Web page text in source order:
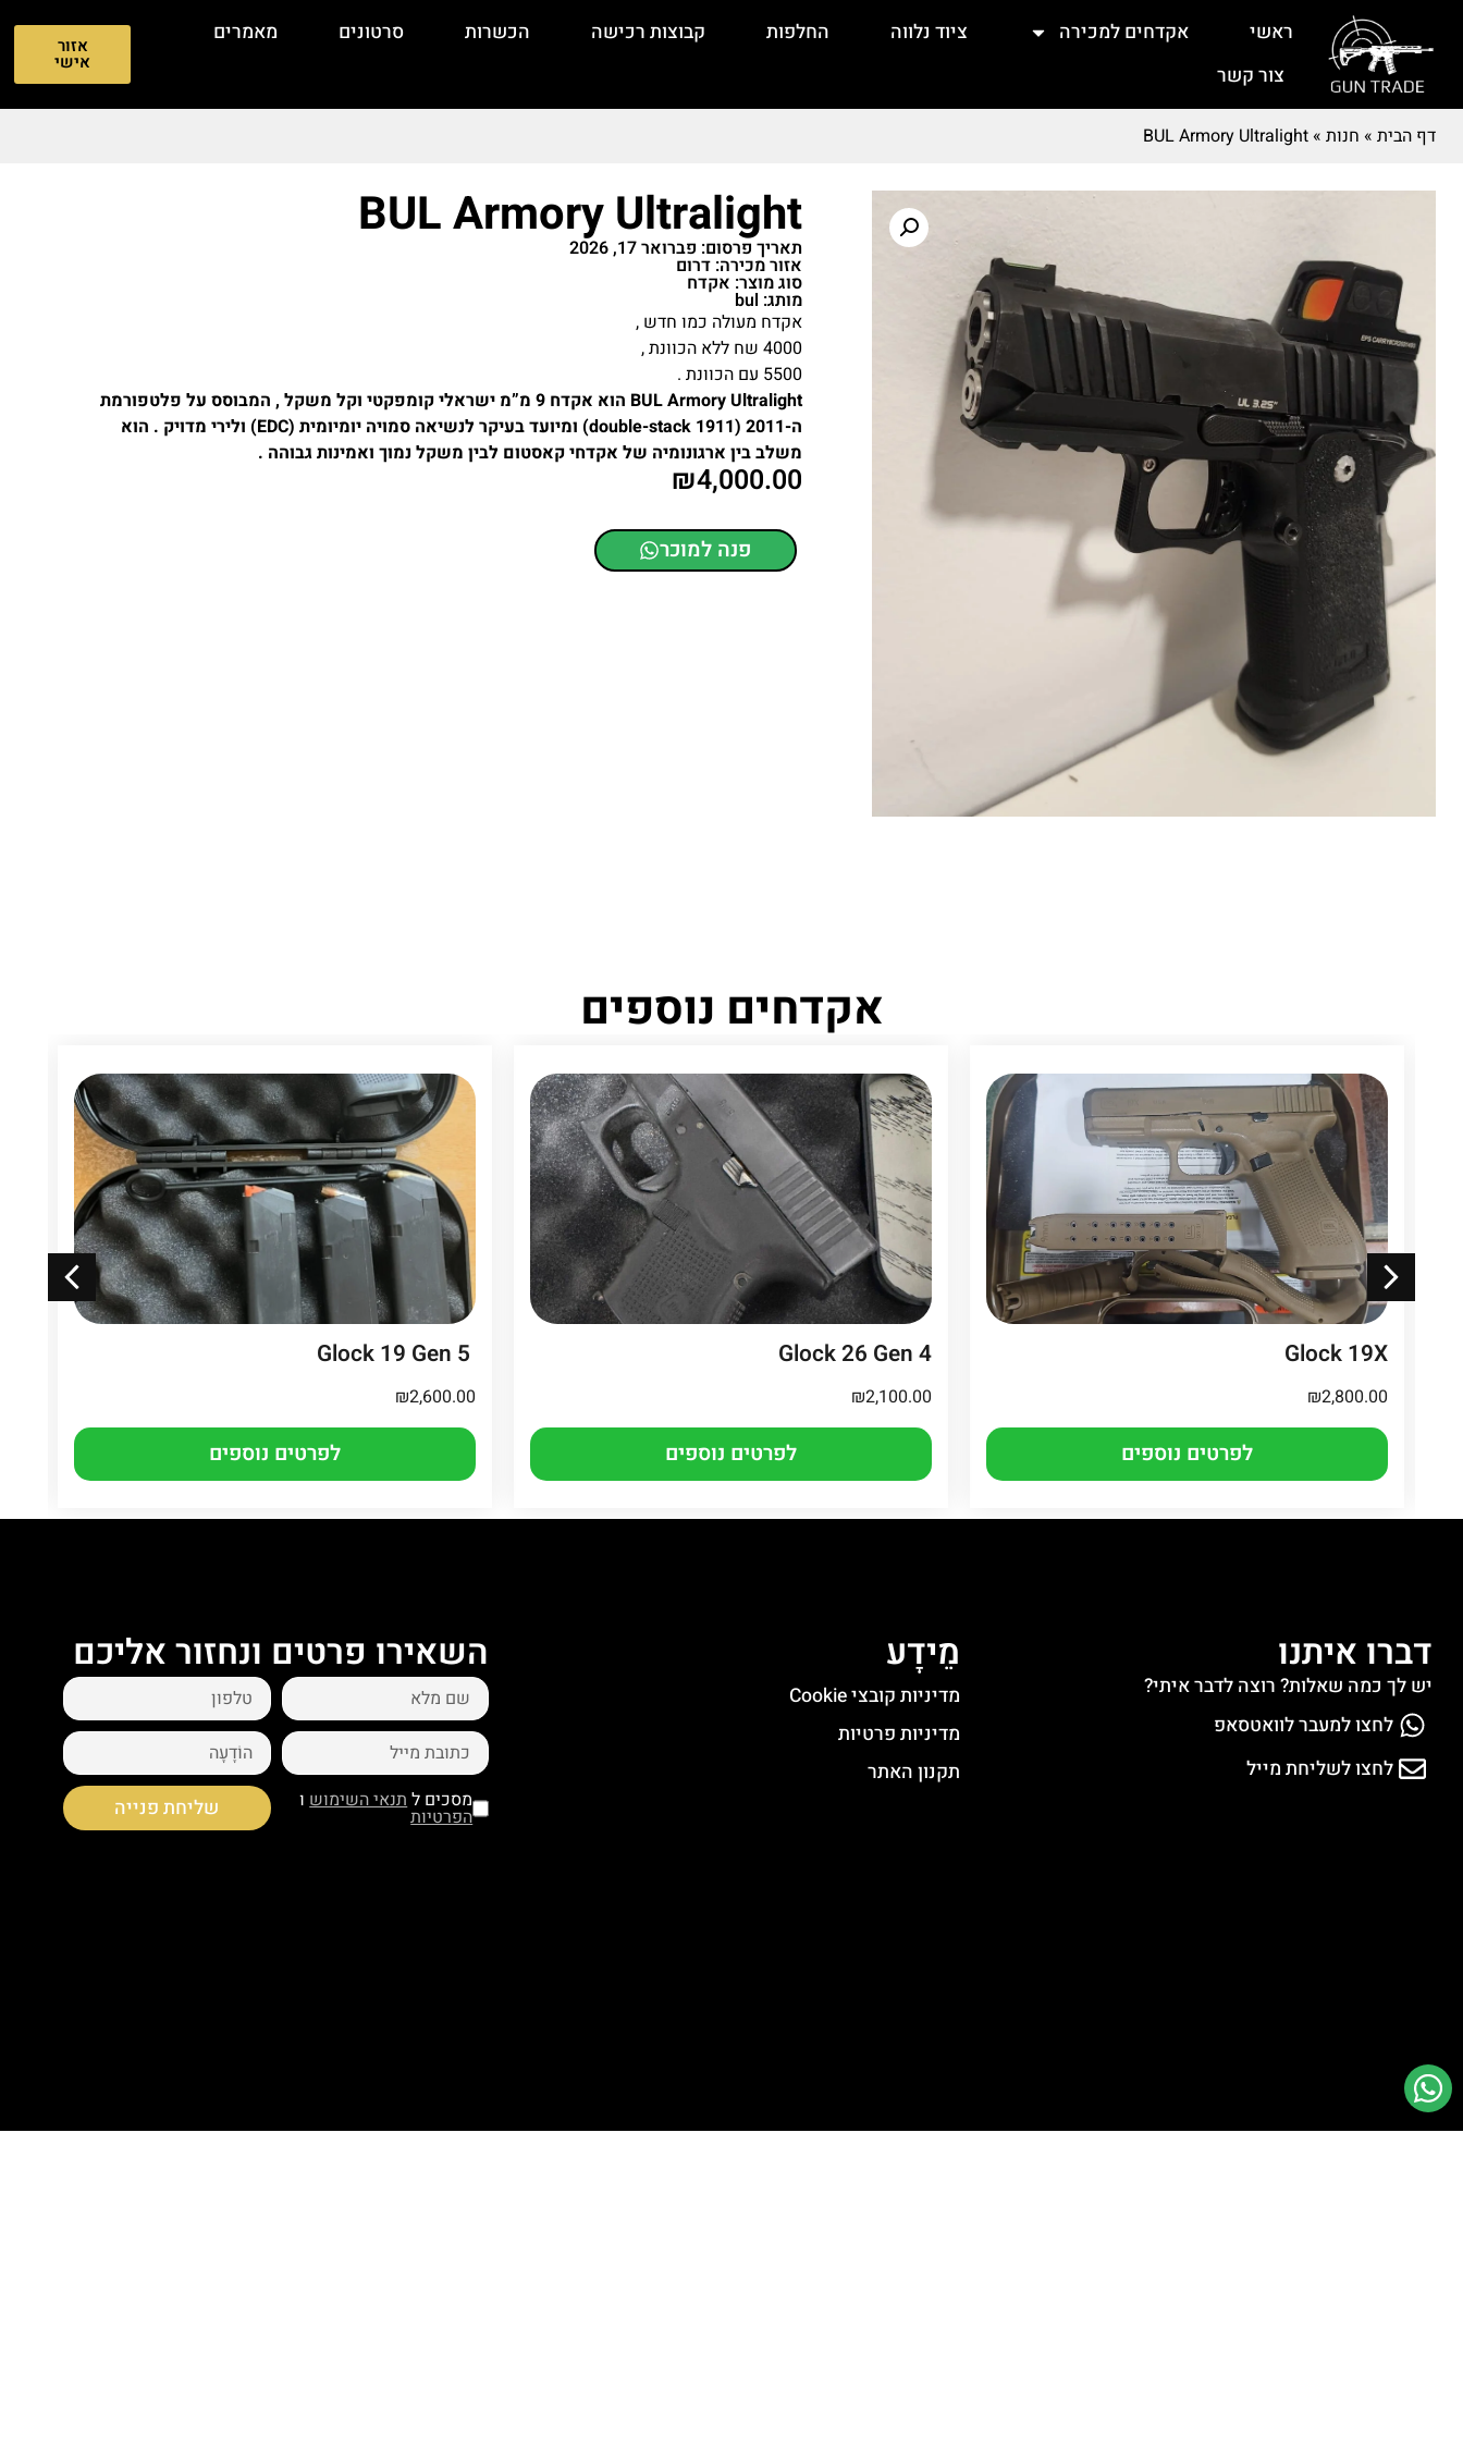
ראשי אקדחים למכירה ציוד נלווה החלפות קבוצות רכישה הכשרות סרטונים
מאמרים
צור קשר
אזור
אישי
דף הבית » חנות »
BUL Armory Ultralight
BUL Armory Ultralight
תאריך פרסום: פברואר 17, 2026
אזור מכירה: דרום
סוג מוצר: אקדח
מותג: bul
אקדח מעולה כמו חדש ,
4000 שח ללא הכוונת ,
5500 עם הכוונת .
BUL Armory Ultralight הוא אקדח 9 מ”מ ישראלי קומפקטי וקל משקל , המבוסס על פלטפורמת
ה-2011 (double-stack 1911) ומיועד בעיקר לנשיאה סמויה יומיומית (EDC) ולירי מדויק . הוא
משלב בין ארגונומיה של אקדחי קאסטום לבין משקל נמוך ואמינות גבוהה .
₪4,000.00
פנה למוכר
אקדחים נוספים
Glock 19X
₪2,800.00
לפרטים נוספים
Glock 26 Gen 4
₪2,100.00
לפרטים נוספים
₪2,600.00
לפרטים נוספים
השאירו פרטים ונחזור אליכם
מסכים לתנאי השימושו
הפרטיות שליחת פנייה
מֵידָע
מדיניות קובצי Cookie
מדיניות פרטיות
תקנון האתר
דברו איתנו
יש לך כמה שאלות? רוצה לדבר איתי?
לחצו למעבר לוואטסאפ
לחצו לשליחת מייל